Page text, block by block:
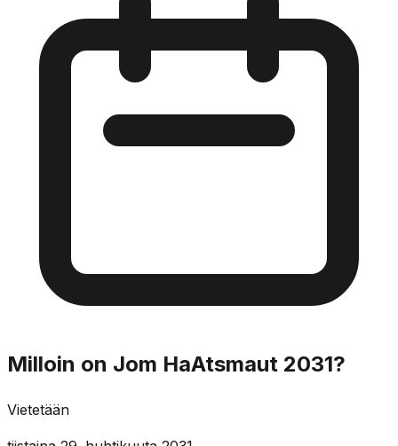
Milloin on Jom HaAtsmaut 2031?
Vietetään